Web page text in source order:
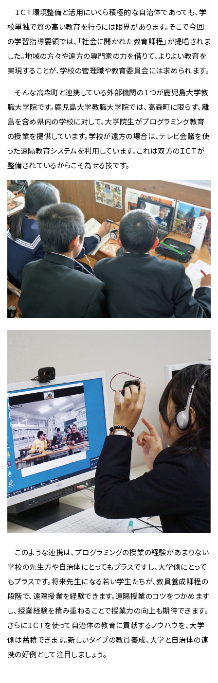
ＩＣＴ環境整備と活用にいくら積極的な自治体であっても、学
校単独で質の高い教育を行うには限界があります。そこで今回
の学習指導要領では、「社会に開かれた教育課程」が提唱されま
した。地域の方々や遠方の専門家の力を借りて、よりよい教育を
実現することが、学校の管理職や教育委員会には求められます。
そんな高森町と連携している外部機関の１つが鹿児島大学教
職大学院です。鹿児島大学教職大学院では、高森町に限らず、離
島を含め県内の学校に対して、大学院生がプログラミング教育
の授業を提供しています。学校が遠方の場合は、テレビ会議を使
った遠隔教育システムを利用しています。これは双方のＩＣＴが
整備されているからこそ為せる技です。
このような連携は、プログラミングの授業の経験があまりない
学校の先生方や自治体にとってもプラスですし、大学側にとって
もプラスです。将来先生になる若い学生たちが、教員養成課程の
段階で、遠隔授業を経験できます。遠隔授業のコツをつかめます
し、授業経験を積み重ねることで授業力の向上も期待できます。
さらにＩＣＴを使って自治体の教育に貢献するノウハウを、大学
側は蓄積できます。新しいタイプの教員養成、大学と自治体の連
携の好例として注目しましょう。